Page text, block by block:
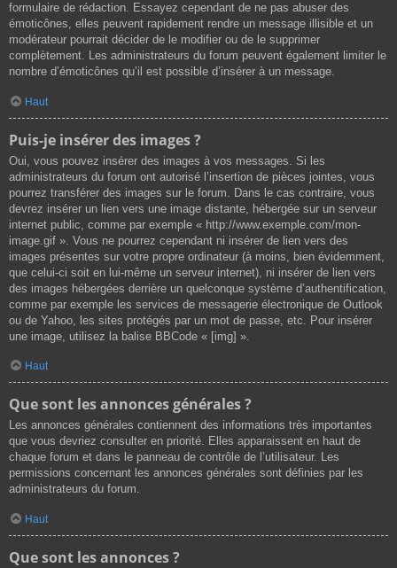
formulaire de rédaction. Essayez cependant de ne pas abuser des
émoticônes, elles peuvent rapidement rendre un message illisible et un
modérateur pourrait décider de le modifier ou de le supprimer
complètement. Les administrateurs du forum peuvent également limiter le
nombre d’émoticônes qu’il est possible d’insérer à un message.
Haut
Puis-je insérer des images ?
Oui, vous pouvez insérer des images à vos messages. Si les
administrateurs du forum ont autorisé l’insertion de pièces jointes, vous
pourrez transférer des images sur le forum. Dans le cas contraire, vous
devrez insérer un lien vers une image distante, hébergée sur un serveur
internet public, comme par exemple « http://www.exemple.com/mon-
image.gif ». Vous ne pourrez cependant ni insérer de lien vers des
images présentes sur votre propre ordinateur (à moins, bien évidemment,
que celui-ci soit en lui-même un serveur internet), ni insérer de lien vers
des images hébergées derrière un quelconque système d’authentification,
comme par exemple les services de messagerie électronique de Outlook
ou de Yahoo, les sites protégés par un mot de passe, etc. Pour insérer
une image, utilisez la balise BBCode « [img] ».
Haut
Que sont les annonces générales ?
Les annonces générales contiennent des informations très importantes
que vous devriez consulter en priorité. Elles apparaissent en haut de
chaque forum et dans le panneau de contrôle de l’utilisateur. Les
permissions concernant les annonces générales sont définies par les
administrateurs du forum.
Haut
Que sont les annonces ?